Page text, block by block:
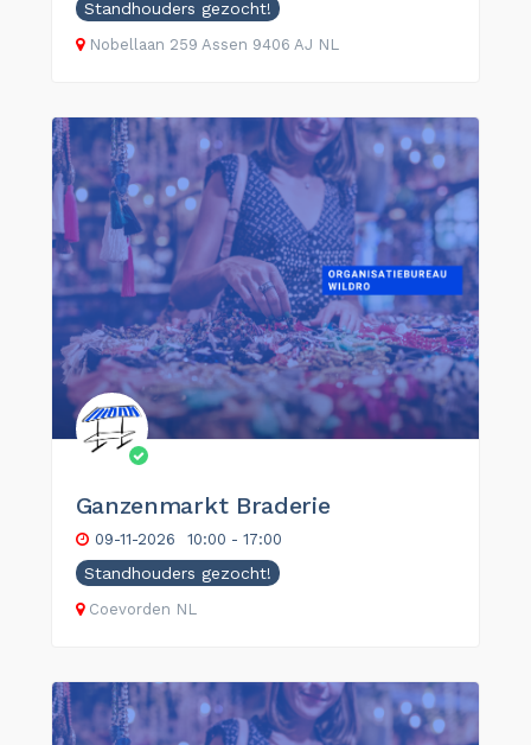
Standhouders gezocht!
Nobellaan 259 Assen 9406 AJ NL
Ganzenmarkt Braderie
09-11-2026 10:00 - 17:00
Standhouders gezocht!
Coevorden NL